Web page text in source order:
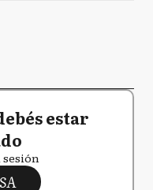
estar